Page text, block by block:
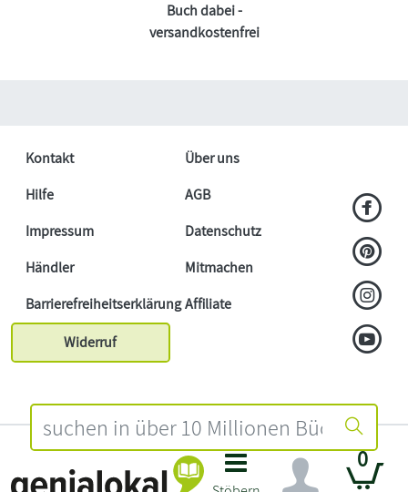
0
Buch dabei -
versandkostenfrei
Kontakt
Über uns
Hilfe
AGB
Impressum
Datenschutz
Händler
Mitmachen
BarrierefreiheitserklärungAffiliate
Widerruf